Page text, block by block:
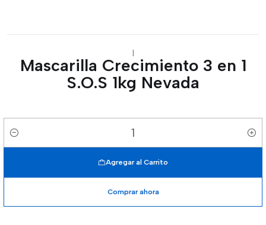
|
Mascarilla Crecimiento 3 en 1
S.O.S 1kg Nevada
Cantidad
Agregar al Carrito
Comprar ahora